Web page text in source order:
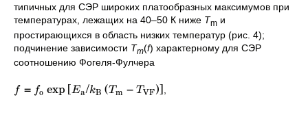
типичных для СЭР широких платообразных максимумов при
температурах, лежащих на 40–50 К ниже Tm и
простирающихся в область низких температур (рис. 4);
подчинение зависимости Tm(f) характерному для СЭР
соотношению Фогеля-Фулчера
f = fo exp [Ea/kB (Tm − TVF)],